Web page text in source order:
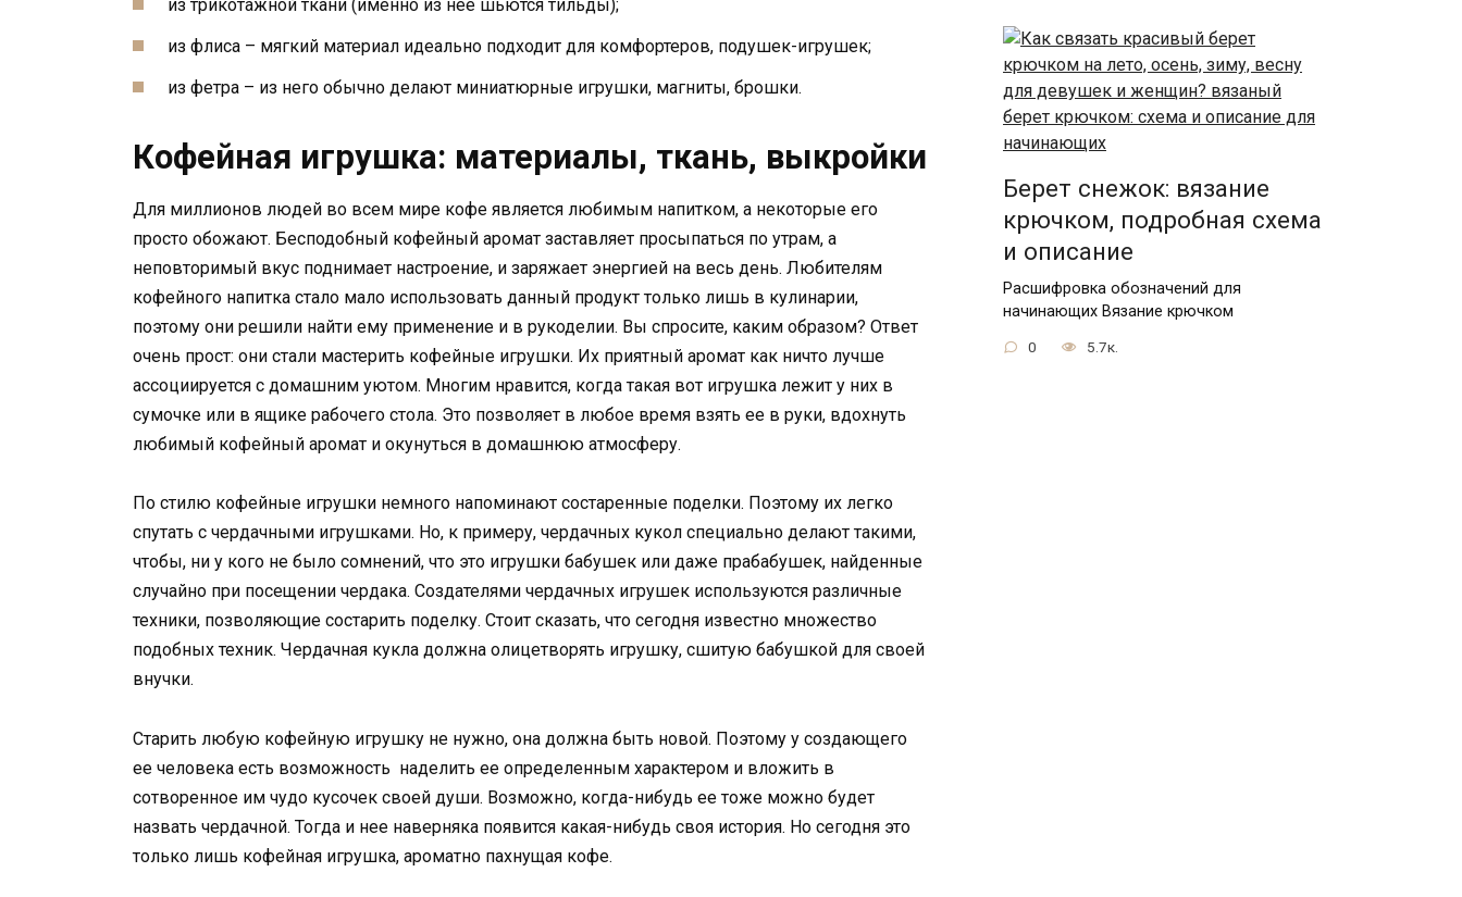
из трикотажной ткани (именно из нее шьются тильды);
из флиса – мягкий материал идеально подходит для комфортеров, подушек-игрушек;
из фетра – из него обычно делают миниатюрные игрушки, магниты, брошки.
Кофейная игрушка: материалы, ткань, выкройки
Для миллионов людей во всем мире кофе является любимым напитком, а некоторые его
просто обожают. Бесподобный кофейный аромат заставляет просыпаться по утрам, а
неповторимый вкус поднимает настроение, и заряжает энергией на весь день. Любителям
кофейного напитка стало мало использовать данный продукт только лишь в кулинарии,
поэтому они решили найти ему применение и в рукоделии. Вы спросите, каким образом? Ответ
очень прост: они стали мастерить кофейные игрушки. Их приятный аромат как ничто лучше
ассоциируется с домашним уютом. Многим нравится, когда такая вот игрушка лежит у них в
сумочке или в ящике рабочего стола. Это позволяет в любое время взять ее в руки, вдохнуть
любимый кофейный аромат и окунуться в домашнюю атмосферу.
По стилю кофейные игрушки немного напоминают состаренные поделки. Поэтому их легко
спутать с чердачными игрушками. Но, к примеру, чердачных кукол специально делают такими,
чтобы, ни у кого не было сомнений, что это игрушки бабушек или даже прабабушек, найденные
случайно при посещении чердака. Создателями чердачных игрушек используются различные
техники, позволяющие состарить поделку. Стоит сказать, что сегодня известно множество
подобных техник. Чердачная кукла должна олицетворять игрушку, сшитую бабушкой для своей
внучки.
Старить любую кофейную игрушку не нужно, она должна быть новой. Поэтому у создающего
ее человека есть возможность наделить ее определенным характером и вложить в
сотворенное им чудо кусочек своей души. Возможно, когда-нибудь ее тоже можно будет
назвать чердачной. Тогда и нее наверняка появится какая-нибудь своя история. Но сегодня это
только лишь кофейная игрушка, ароматно пахнущая кофе.
Берет снежок: вязание
крючком, подробная схема
и описание
Расшифровка обозначений для
начинающих Вязание крючком
0 5.7к.